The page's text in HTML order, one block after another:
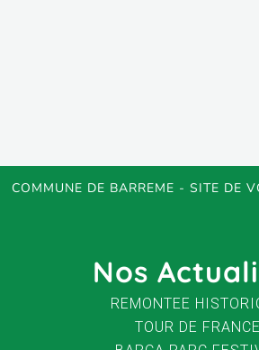
COMMUNE DE BARREME - SITE DE
Nos
REMONTEE
TOUR DE FRANCE